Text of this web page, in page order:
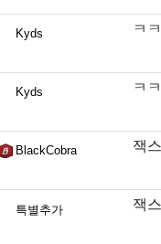
Kyds ㅋ
Kyds ㅋ
BlackCobra 잭
특별추가 잭